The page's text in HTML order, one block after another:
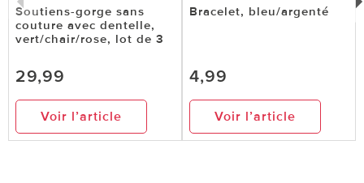
Soutiens-gorge sans
couture avec dentelle,
vert/chair/rose, lot de 3
29,99
Voir l’article
Bracelet, bleu/argenté
4,99
Voir l’article